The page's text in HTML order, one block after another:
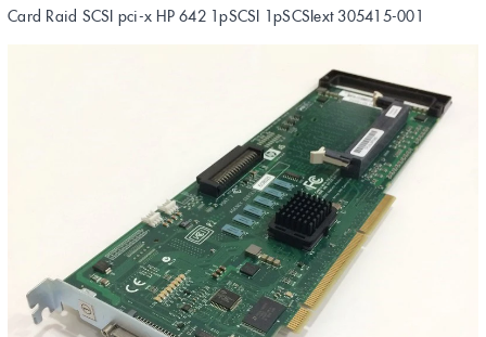
Card Raid SCSI pci-x HP 642 1pSCSI 1pSCSIext 305415-001